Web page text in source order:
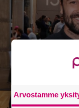
Arvostamme